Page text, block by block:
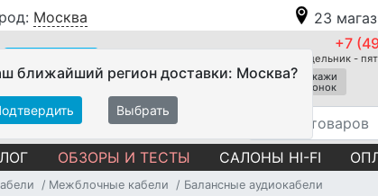
Москва 23
ближайший регион доставки: Москва?
Выбрать
+7
Понедельник -
Закажи
звонок
ОБЗОРЫ И ТЕСТЫ САЛОНЫ HI-FI
Межблочные кабели Балансные аудиокабели